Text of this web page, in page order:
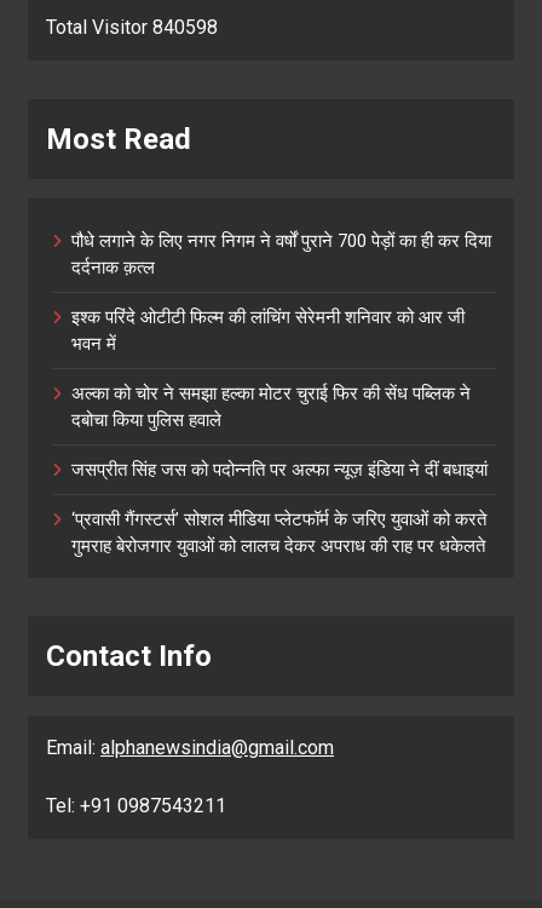
Total Visitor 840598
Most Read
पौधे लगाने के लिए नगर निगम ने वर्षों पुराने 700 पेड़ों का ही कर दिया
दर्दनाक क़त्ल
इश्क परिंदे ओटीटी फिल्म की लांचिंग सेरेमनी शनिवार को आर जी
भवन में
अल्का को चोर ने समझा हल्का मोटर चुराई फिर की सेंध पब्लिक ने
दबोचा किया पुलिस हवाले
जसप्रीत सिंह जस को पदोन्नति पर अल्फा न्यूज़ इंडिया ने दीं बधाइयां
‘प्रवासी गैंगस्टर्स’ सोशल मीडिया प्लेटफॉर्म के जरिए युवाओं को करते
गुमराह बेरोजगार युवाओं को लालच देकर अपराध की राह पर धकेलते
Contact Info
Email: alphanewsindia@gmail.com
Tel: +91 0987543211